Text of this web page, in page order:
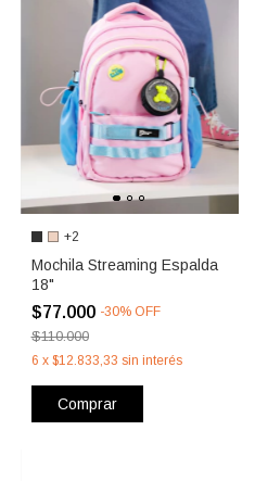
+2
Mochila Streaming Espalda
18"
$77.000 -30% OFF
$110.000
6 x $12.833,33 sin interés
Comprar